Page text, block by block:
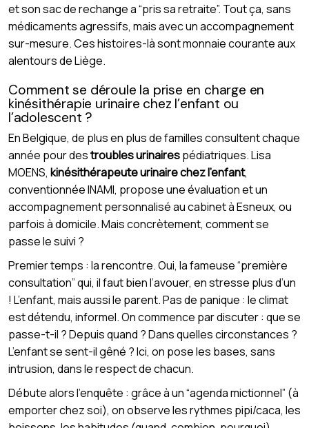
et son sac de rechange a “pris sa retraite”. Tout ça, sans
médicaments agressifs, mais avec un accompagnement
sur-mesure. Ces histoires-là sont monnaie courante aux
alentours de Liège.
Comment se déroule la prise en charge en
kinésithérapie urinaire chez l’enfant ou
l’adolescent ?
En Belgique, de plus en plus de familles consultent chaque
année pour destroubles urinairespédiatriques. Lisa
MOENS, kinésithérapeute urinaire chez l’enfant,
conventionnée INAMI, propose une évaluation et un
accompagnement personnalisé au cabinet à Esneux, ou
parfois à domicile. Mais concrètement, comment se
passe le suivi ?
Premier temps : la rencontre. Oui, la fameuse “première
consultation” qui, il faut bien l’avouer, en stresse plus d’un
! L’enfant, mais aussi le parent. Pas de panique : le climat
est détendu, informel. On commence par discuter : que se
passe-t-il ? Depuis quand ? Dans quelles circonstances ?
L’enfant se sent-il gêné ? Ici, on pose les bases, sans
intrusion, dans le respect de chacun.
Débute alors l’enquête : grâce à un “agenda mictionnel” (à
emporter chez soi), on observe les rythmes pipi/caca, les